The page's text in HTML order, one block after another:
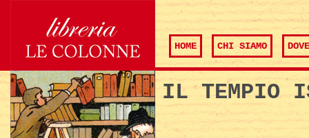
HOME CHI SIAMO
IL TEMPIO